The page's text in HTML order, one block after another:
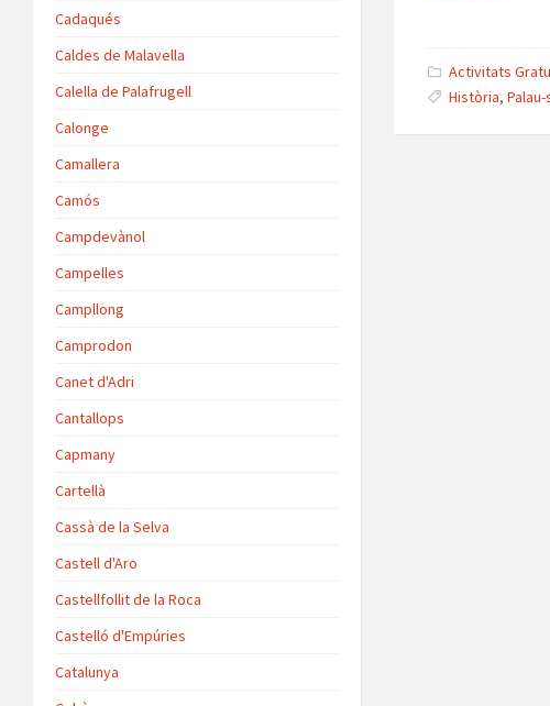
sA
p
p
o
o
k
Activitats
Història,
Cadaqués
Caldes de Malavella
Calella de Palafrugell
Calonge
Camallera
Camós
Campdevànol
Campelles
Campllong
Camprodon
Canet d'Adri
Cantallops
Capmany
Cartellà
Cassà de la Selva
Castell d'Aro
Castellfollit de la Roca
Castelló d'Empúries
Catalunya